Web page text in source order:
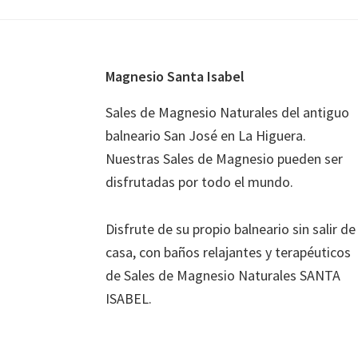
Magnesio Santa Isabel
Sales de Magnesio Naturales del antiguo
balneario San José en La Higuera.
Nuestras Sales de Magnesio pueden ser
disfrutadas por todo el mundo.
Disfrute de su propio balneario sin salir de
casa, con baños relajantes y terapéuticos
de Sales de Magnesio Naturales SANTA
ISABEL.